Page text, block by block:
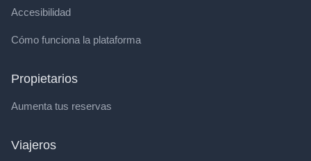
Accesibilidad
Cómo funciona la plataforma
Propietarios
Aumenta tus reservas
Viajeros